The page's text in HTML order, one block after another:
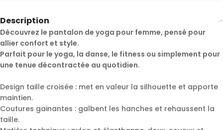
Description
Découvrez le pantalon de yoga pour femme, pensé pour
allier confort et style.
Parfait pour le yoga, la danse, le fitness ou simplement pour
une tenue décontractée au quotidien.
Design taille croisée : met en valeur la silhouette et apporte
maintien.
Coutures gainantes : galbent les hanches et rehaussent la
taille.